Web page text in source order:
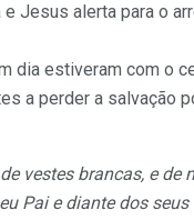
Jesus alerta para o
dia estiveram com o
a perder a salvação
vestes brancas, e
Pai e diante dos seus